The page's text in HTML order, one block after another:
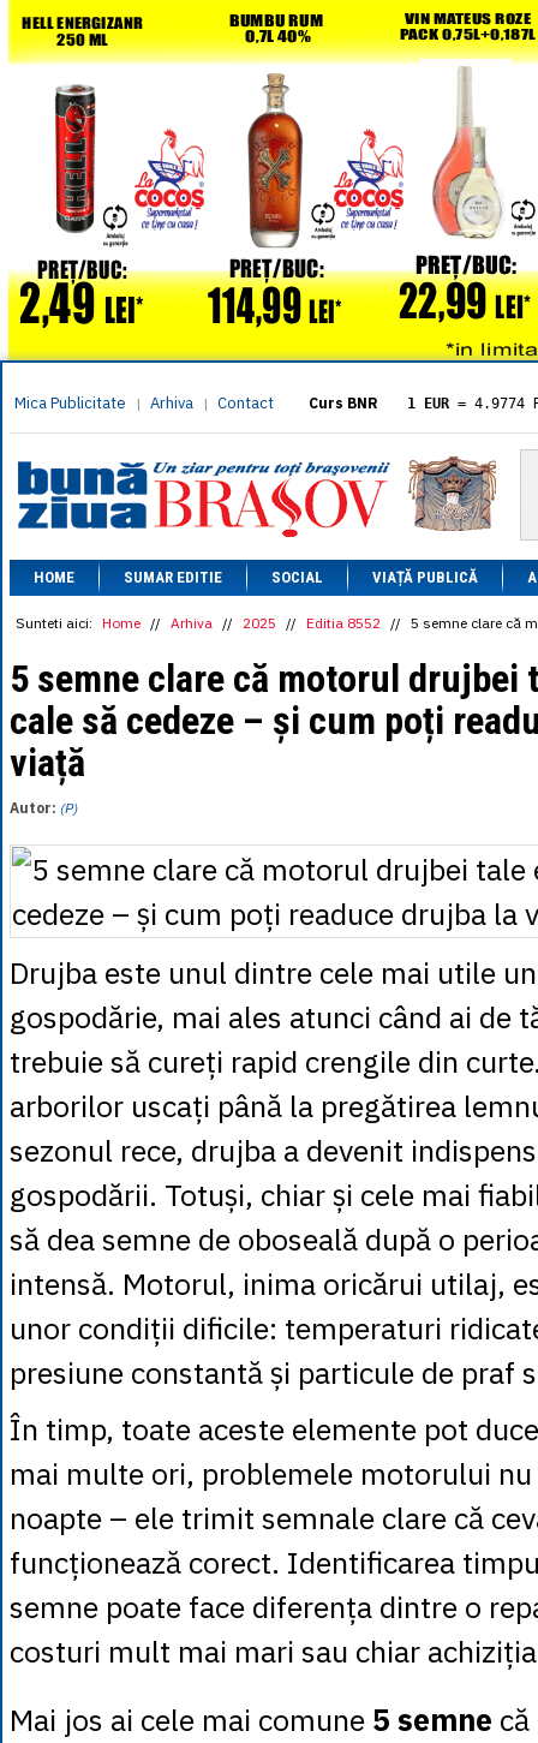
Mica Publicitate | Arhiva | Contact Curs BNR 1 EUR = 4.9774
= 5.8304
1 XAU= 464.4611
1 AED= 1.1933
1 AUD= 2.7957
1 BGN= 2.5449
1 CAD= 3.1559
1 CHF= 5.2813
1 CNY= 0.6015
1 DKK
= 0.6668
1 EGP= 0.0860
1 HUF
= 1.2223
1 INR
= 0.0513
1 NZD
= 2.6097
1 PLN= 1.1646
1 RSD = 0.0425
1 RUB
= 0.0530
1 TRY = 0.1141
1 UAH= 0.1048
1 XDR
= 5.9383
1 ZAR = 0.2318
HOME SUMAR EDITIE SOCIAL VIAȚĂ PUBLICĂ
Sunteti aici: Home // Arhiva // 2025 // Editia 8552 // 5 semne clare că
5 semne clare că motorul drujbei
cale să cedeze – și cum poți
viață
Autor: (P)
Drujba este unul dintre cele mai utile
gospodărie, mai ales atunci când ai de
trebuie să cureți rapid crengile din
arborilor uscați până la pregătirea
sezonul rece, drujba a devenit
gospodării. Totuși, chiar și cele mai
să dea semne de oboseală după o
intensă. Motorul, inima oricărui utilaj,
unor condiții dificile: temperaturi
presiune constantă și particule de praf
În timp, toate aceste elemente pot
mai multe ori, problemele motorului nu
noapte – ele trimit semnale clare că
funcționează corect. Identificarea
semne poate face diferența dintre o
costuri mult mai mari sau chiar
Mai jos ai cele mai comune 5 semne